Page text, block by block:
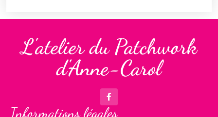
L'atelier du Patchwork
d'Anne-Carol
Informations légales